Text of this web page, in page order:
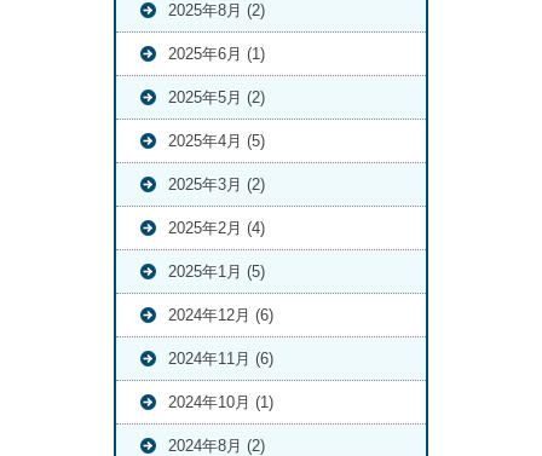
2025年8月 (2)
2025年6月 (1)
2025年5月 (2)
2025年4月 (5)
2025年3月 (2)
2025年2月 (4)
2025年1月 (5)
2024年12月 (6)
2024年11月 (6)
2024年10月 (1)
2024年8月 (2)